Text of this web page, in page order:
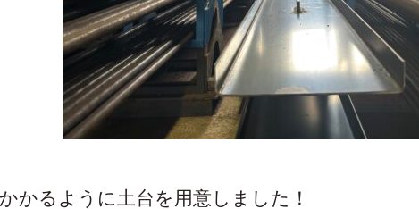
かるように土台を用意しました！